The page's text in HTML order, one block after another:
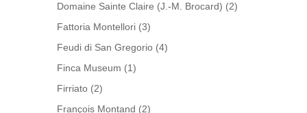
Domaine Sainte Claire (J.-M. Brocard) (2)
Fattoria Montellori (3)
Feudi di San Gregorio (4)
Finca Museum (1)
Firriato (2)
François Montand (2)